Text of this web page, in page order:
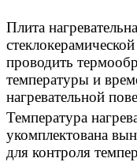
Плита
проводить
температуры и
нагревательной
Температура
укомплектована
для контроля